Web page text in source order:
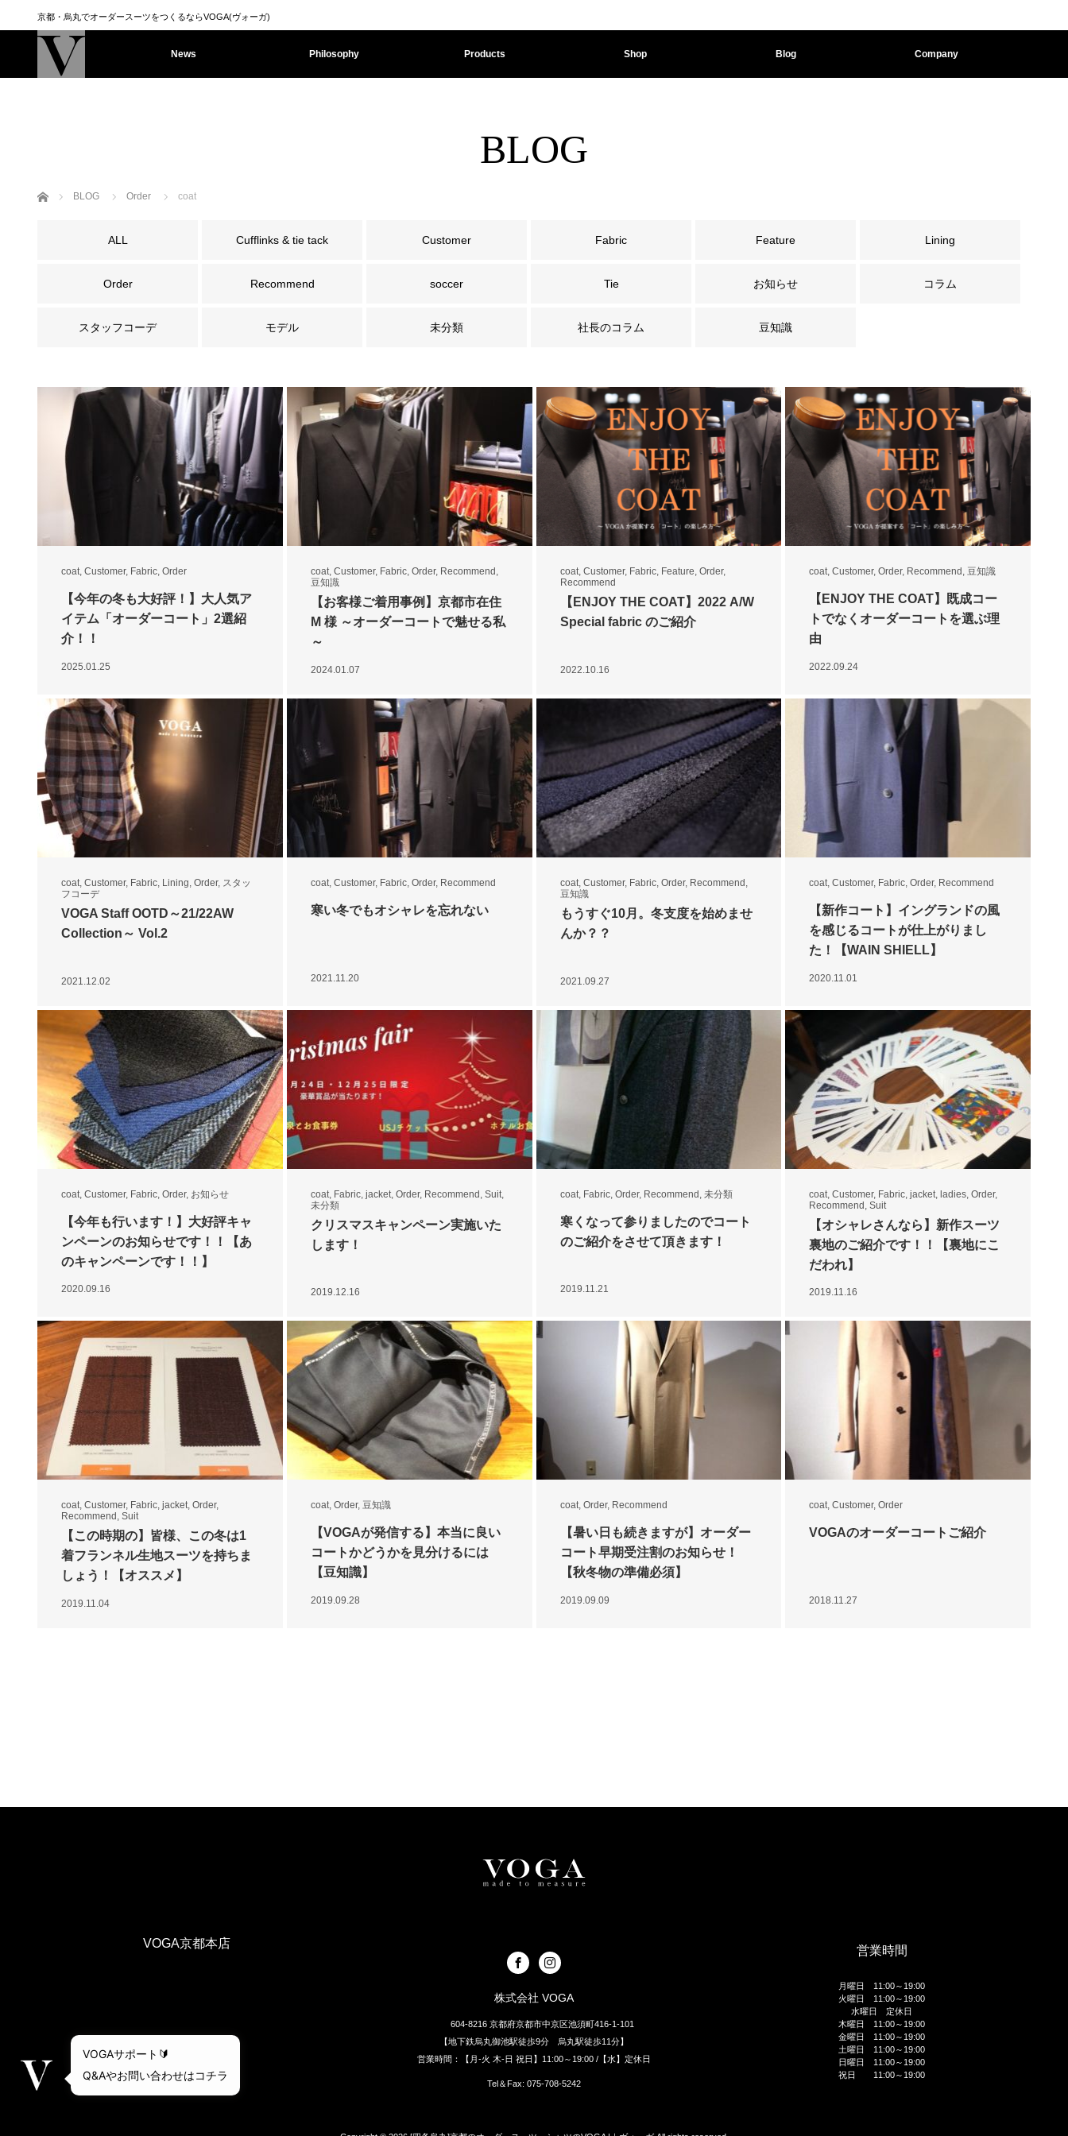
京都・烏丸でオーダースーツをつくるならVOGA(ヴォーガ)
News Philosophy Products Shop Blog Company
BLOG
ホーム BLOG Order coat
ALL Cufflinks & tie tack Customer Fabric Feature Lining
Order Recommend soccer Tie お知らせ コラム
スタッフコーデ モデル 未分類 社長のコラム 豆知識
coat, Customer, Fabric, Order
【今年の冬も大好評！】大人気ア
イテム「オーダーコート」2選紹
介！！
2025.01.25
coat, Customer, Fabric, Order, Recommend ,
豆知識
【お客様ご着用事例】京都市在住
M 様 ～オーダーコートで魅せる私
～
2024.01.07
coat, Customer, Fabric, Feature, Order,
Recommend
【ENJOY THE COAT】2022 A/W
Special fabric のご紹介
2022.10.16
coat,Customer,Order, Recommend ,豆知識
【ENJOY THE COAT】既成コー
トでなくオーダーコートを選ぶ理
由
2022.09.24
coat Customer, Fabric Lining Order, スタッ
フコーデ
VOGA Staff OOTD～21/22AW
Collection～ Vol.2
2021.12.02
coat, Customer, Fabric, Order, Recommend
寒い冬でもオシャレを忘れない
2021.11.20
coat, Customer, Fabric, Order, Recommend
豆知識
もうすぐ10月。冬支度を始めませ
んか？？
2021.09.27
coat ,Customer, Fabric ,Order, Recommend
【新作コート】イングランドの風
を感じるコートが仕上がりまし
た！【WAIN SHIELL】
2020.11.01
coat Customer, Fabric Order, お知らせ
【今年も行います！】大好評キャ
ンペーンのお知らせです！！【あ
のキャンペーンです！！】
2020.09.16
coat, Fabric, jacket, Order, Recommend Suit,
未分類
クリスマスキャンペーン実施いた
します！
2019.12.16
coat, Fabric, Order, Recommend 未分類
寒くなって参りましたのでコート
のご紹介をさせて頂きます！
2019.11.21
coat ,Customer, Fabric ,jacket ,ladies ,Order,
Recommend ,Suit
【オシャレさんなら】新作スーツ
裏地のご紹介です！！【裏地にこ
だわれ】
2019.11.16
coat, Customer, Fabric, jacket, Order,
Recommend , Suit
【この時期の】皆様、この冬は1
着フランネル生地スーツを持ちま
しょう！【オススメ】
2019.11.04
coat, Order, 豆知識
【VOGAが発信する】本当に良い
コートかどうかを見分けるには
【豆知識】
2019.09.28
coat, Order, Recommend
【暑い日も続きますが】オーダー
コート早期受注割のお知らせ！
【秋冬物の準備必須】
2019.09.09
coat,Customer,Order
VOGAのオーダーコートご紹介
2018.11.27
VOGA京都本店
株式会社 VOGA
604-8216 京都府京都市中京区池須町416-1-101
【地下鉄烏丸御池駅徒歩9分 烏丸駅徒歩11分】
営業時間：【月-火 木-日 祝日】11:00～19:00 /【水】定休日
Tel＆Fax: 075-708-5242
営業時間
月曜日 11:00～19:00
火曜日 11:00～19:00
水曜日 定休日
木曜日 11:00～19:00
金曜日 11:00～19:00
土曜日 11:00～19:00
日曜日 11:00～19:00
祝日 11:00～19:00